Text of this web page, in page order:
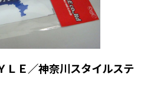
ＬＥ／神奈川スタイルステ